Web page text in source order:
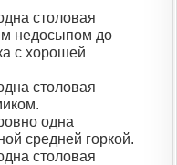
столовая
недосыпом до
с хорошей
столовая
одна
средней горкой.
столовая